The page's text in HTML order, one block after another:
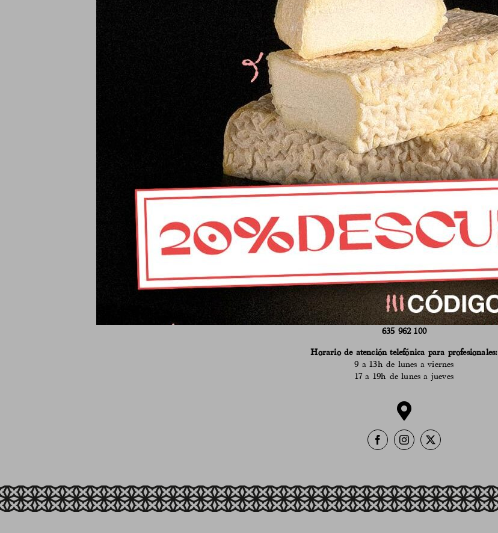
Mantequilla
Mercado municipal de Abastos
de Fuente Obejuna, Córdoba
618 530 555
Horario de atención en el puesto del Mercado:
9 a 14h de martes a sábado
en veranode 9 a 14h de lunes a sábado
635 962 100
Horario de atención telefónica para profesionales:
9 a 13h de lunes a viernes
17 a 19h de lunes a jueves